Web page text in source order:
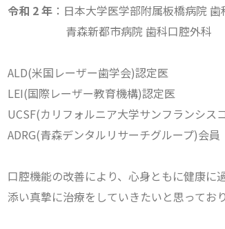
令和 2 年 ：日本大学医学部附属板橋病院
青森新都市病院 歯科口腔外科
ALD(米国レーザー歯学会)認定医
LEI(国際レーザー教育機構)認定医
UCSF(カリフォルニア大学サンフランシス
ADRG(青森デンタルリサーチグループ)会員
口腔機能の改善により、心身ともに健康に
添い真摯に治療をしていきたいと思っており